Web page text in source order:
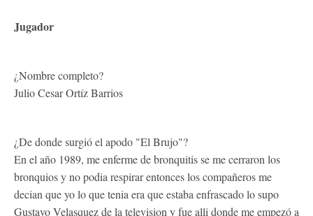
Jugador
¿Nombre completo?
Julio Cesar Ortíz Barrios
¿De donde surgió el apodo "El Brujo"?
En el año 1989, me enferme de bronquitis se me cerraron los
bronquios y no podia respirar entonces los compañeros me
decian que yo lo que tenia era que estaba enfrascado lo supo
Gustavo Velasquez de la television y fue alli donde me empezó a